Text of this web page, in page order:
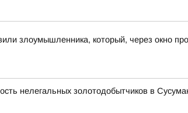
злоумышленника, который, через окно
нелегальных золотодобытчиков в